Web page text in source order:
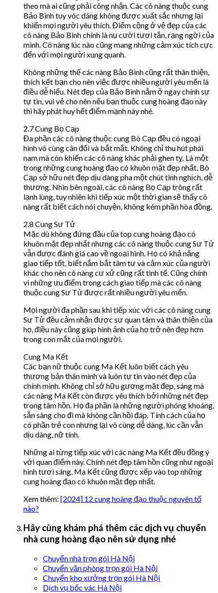
theo mà ai cũng phải công nhận. Các cô nàng thuộc cung
Bảo Bình tuy vóc dáng không được xuất sắc nhưng lại
khiến mọi người yêu thích. Điểm cộng ở vẻ đẹp của các
cô nàng Bảo Bình chính là nụ cười tươi tắn, rạng ngời của
mình. Cô nàng lúc nào cũng mang những cảm xúc tích cực
đến với mọi người xung quanh.
Không những thế các nàng Bảo Bình cũng rất thân thiện,
thích kết bạn cho nên việc được nhiều người yêu mến là
điều dễ hiểu. Nét đẹp của Bảo Bình nằm ở ngay chính sự
tự tin, vui vẻ cho nên nếu bạn thuộc cung hoàng đạo này
thì hãy phát huy hết điểm mạnh này nhé.
2.7 Cung Bọ Cạp
Đa phần các cô nàng thuộc cung Bò Cạp đều có ngoại
hình vô cùng cân đối và bắt mắt. Không chỉ thu hút phái
nam mà còn khiến các cô nàng khác phải ghen tỵ. Là một
trong những cung hoàng đạo có khuôn mặt đẹp nhất, Bò
Cạp sở hữu nét đẹp dịu dàng pha một chút tinh nghịch, dễ
thương. Nhìn bên ngoài, các cô nàng Bọ Cạp trông rất
lạnh lùng, tuy nhiên khi tiếp xúc một thời gian sẽ thấy cô
nàng rất biết cách nói chuyện, không kém phần hòa đồng.
2.8 Cung Sư Tử
Mặc dù không đứng đầu của top cung hoàng đạo có
khuôn mặt đẹp nhất nhưng các cô nàng thuộc cung Sư Tử
vẫn được đánh giá cao về ngoại hình. Họ có khả năng
giao tiếp tốt, biết nắm bắt tâm tư và cảm xúc của người
khác cho nên cô nàng cư xử cũng rất tinh tế. Cũng chính
vì những ưu điểm trong cách giao tiếp mà các cô nàng
thuộc cung Sư Tử được rất nhiều người yêu mến.
Mọi người đa phần sau khi tiếp xúc với các cô nàng cung
Sư Tử đều cảm nhận được sự quan tâm và thân thiện của
họ, điều này cũng giúp hình ảnh của họ trở nên đẹp hơn
trong con mắt của mọi người.
Cung Ma Kết
Các bạn nữ thuộc cung Ma Kết luôn biết cách yêu
thương bản thân mình và luôn tự tin vào nét đẹp của
chính mình. Không chỉ sở hữu gương mặt đẹp, sáng mà
các nàng Ma Kết còn được yêu thích bởi những nét đẹp
trong tâm hồn. Họ đa phần là những người phóng khoáng,
sẵn sàng cho đi mà không cần hồi đáp. Tính cách của họ
có phần trẻ con nhưng lại vô cùng dễ dàng, lúc cần vẫn
dịu dàng, nữ tính.
Những ai từng tiếp xúc với các nàng Ma Kết đều đồng ý
với quan điểm này. Chính nét đẹp tâm hồn cũng như ngoại
hình tươi sáng, Ma Kết cũng được xếp vào top những
cung hoàng đạo có khuôn mặt đẹp nhất.
Xem thêm: [2024] 12 cung hoàng đạo thuộc nguyên tố
nào?
Hãy cùng khám phá thêm các dịch vụ chuyển
nhà cung hoàng đạo nên sử dụng nhé
Chuyển nhà trọn gói Hà Nội
Chuyển văn phòng trọn gói Hà Nội
Chuyển kho xưởng trọn gói Hà Nội
Dịch vụ bốc vác Hà Nội